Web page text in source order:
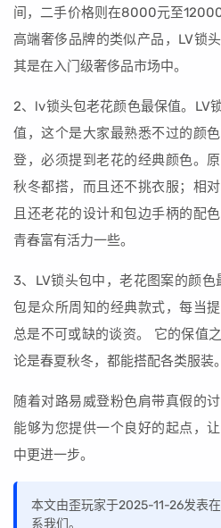
间，二手价格则在8000元至
高端奢侈品牌的类似产品，LV锁
其是在入门级奢侈品市场中。
2、lv锁头包老花颜色最保值。LV
值，这个是大家最熟悉不过的颜
登，必须提到老花的经典颜色。
秋冬都搭，而且还不挑衣服；相
且还老花的设计和包边手柄的配
青春富有活力一些。
3、LV锁头包中，老花图案的颜
包是众所周知的经典款式，每当
总是不可或缺的谈资。 它的保值
论是春夏秋冬，都能搭配各类服装。
随着对路易威登粉色肩带真假的
能够为您提供一个良好的起点，
中更进一步。
本文由歪玩家于2025-11-26发表
系我们。